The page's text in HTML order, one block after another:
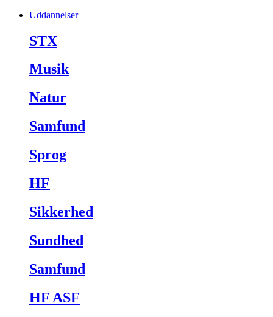
Uddannelser
STX
Musik
Natur
Samfund
Sprog
HF
Sikkerhed
Sundhed
Samfund
HF ASF